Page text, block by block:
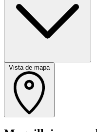
Vista de mapa